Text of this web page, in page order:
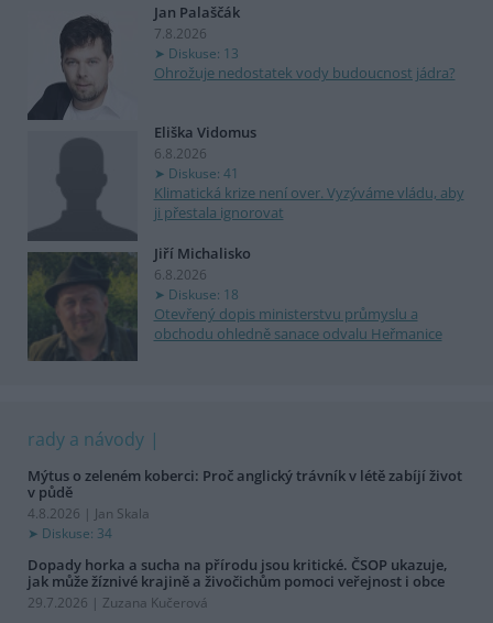
Jan Palaščák
7.8.2026
Diskuse: 13
Ohrožuje nedostatek vody budoucnost jádra?
Eliška Vidomus
6.8.2026
Diskuse: 41
Klimatická krize není over. Vyzýváme vládu, aby
ji přestala ignorovat
Jiří Michalisko
6.8.2026
Diskuse: 18
Otevřený dopis ministerstvu průmyslu a
obchodu ohledně sanace odvalu Heřmanice
rady a návody
Mýtus o zeleném koberci: Proč anglický trávník v létě zabíjí život
v půdě
4.8.2026 | Jan Skala
Diskuse: 34
Dopady horka a sucha na přírodu jsou kritické. ČSOP ukazuje,
jak může žíznivé krajině a živočichům pomoci veřejnost i obce
29.7.2026 | Zuzana Kučerová